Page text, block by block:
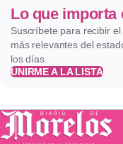
Lo que importa
Suscríbete para recibir
más relevantes del
los días.
UNIRME A LA LISTA